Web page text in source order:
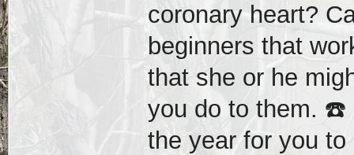
coronary heart?
beginners that
that she or he
you do to them. ☎️
the year for you